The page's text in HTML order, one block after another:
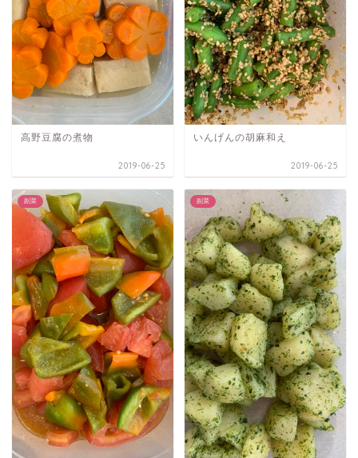
高野豆腐の煮物
2019-06-25
いんげんの胡麻和え
2019-06-25
副菜 副菜